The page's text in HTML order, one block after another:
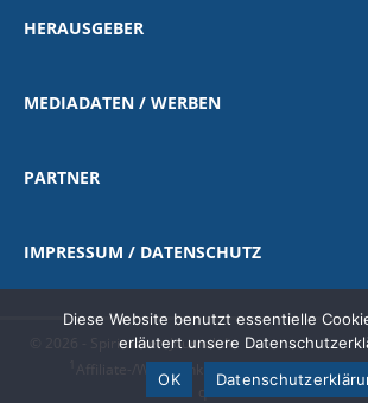
HERAUSGEBER
MEDIADATEN / WERBEN
PARTNER
IMPRESSUM / DATENSCHUTZ
© 2026 - Spirituosen-Journal.de
Affiliate-/Werbelink |als Amazon-Partner
qualifizierten Käufen
Diese Website benutzt essentielle
erläutert unsere
OK